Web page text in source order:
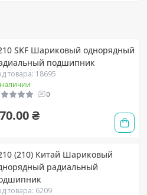
SKF Шариковый однорядный
подшипник
товара: 18695
0
₴
(210) Китай Шариковый
радиальный
товара: 6209